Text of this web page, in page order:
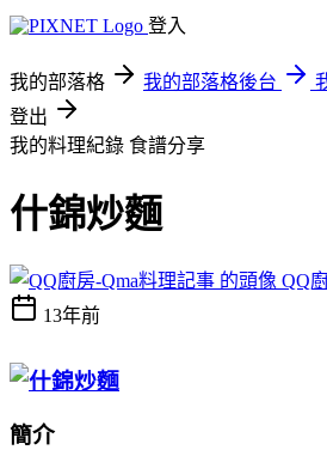
登入
我的部落格 我的部落格後台
登出
我的料理紀錄 食譜分享
什錦炒麵
QQ
13年前
簡介